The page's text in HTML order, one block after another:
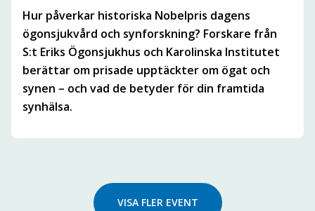
Hur påverkar historiska Nobelpris dagens
ögonsjukvård och synforskning? Forskare från
S:t Eriks Ögonsjukhus och Karolinska Institutet
berättar om prisade upptäckter om ögat och
synen – och vad de betyder för din framtida
synhälsa.
VISA FLER EVENT